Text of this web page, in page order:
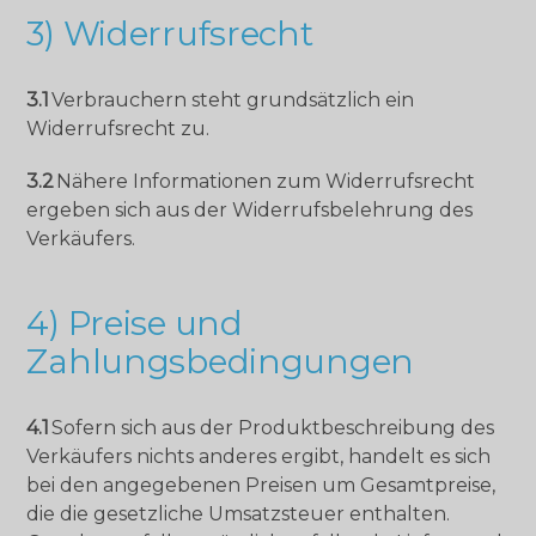
3) Widerrufsrecht
3.1Verbrauchern steht grundsätzlich ein
Widerrufsrecht zu.
3.2Nähere Informationen zum Widerrufsrecht
ergeben sich aus der Widerrufsbelehrung des
Verkäufers.
4) Preise und
Zahlungsbedingungen
4.1Sofern sich aus der Produktbeschreibung des
Verkäufers nichts anderes ergibt, handelt es sich
bei den angegebenen Preisen um Gesamtpreise,
die die gesetzliche Umsatzsteuer enthalten.